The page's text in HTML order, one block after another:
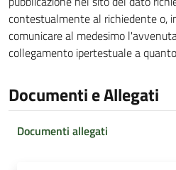
contestualmente al richiedente o,
comunicare al medesimo
collegamento ipertestuale a
Documenti e Allegati
Documenti allegati